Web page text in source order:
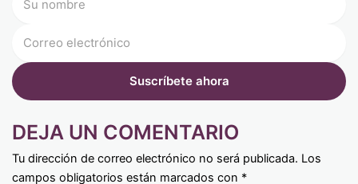
DEJA UN COMENTARIO
Tu dirección de correo electrónico no será publicada. Los
campos obligatorios están marcados con *